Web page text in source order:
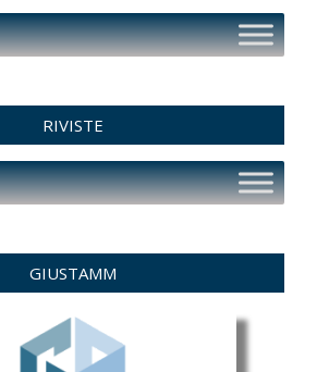
RIVISTE
GIUSTAMM